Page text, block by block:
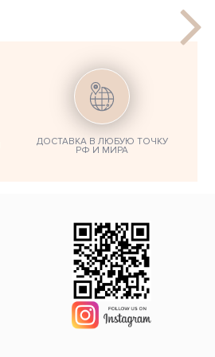
ДОСТАВКА В ЛЮБУЮ ТОЧКУ
РФ И МИРА